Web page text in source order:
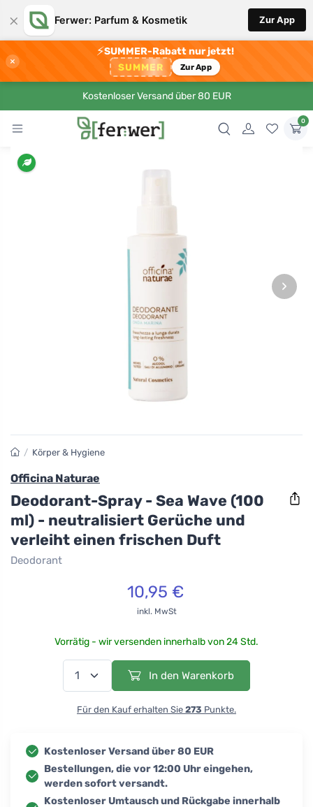
× Ferwer: Parfum & Kosmetik Zur App
×
⚡SUMMER-Rabatt nur jetzt!
SUMMER Zur App
Kostenloser Versand über 80 EUR
0
›
/ Körper & Hygiene
Officina Naturae
Deodorant-Spray - Sea Wave (100
ml) - neutralisiert Gerüche und
verleiht einen frischen Duft
Deodorant
10,95 €
inkl. MwSt
Vorrätig - wir versenden innerhalb von 24 Std.
In den Warenkorb
Für den Kauf erhalten Sie 273 Punkte.
Kostenloser Versand über 80 EUR
Bestellungen, die vor 12:00 Uhr eingehen,
werden sofort versandt.
Kostenloser Umtausch und Rückgabe innerhalb